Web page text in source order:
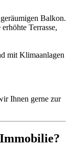
Balkon.
Terrasse,
mit Klimaanlagen
Ihnen gerne zur